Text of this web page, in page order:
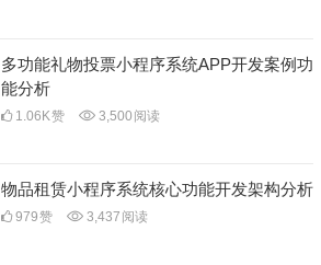
多功能礼物投票小程序系统APP开发案例功
能分析
1.06K赞 3,500 阅读
物品租赁小程序系统核心功能开发架构分析
979赞 3,437 阅读